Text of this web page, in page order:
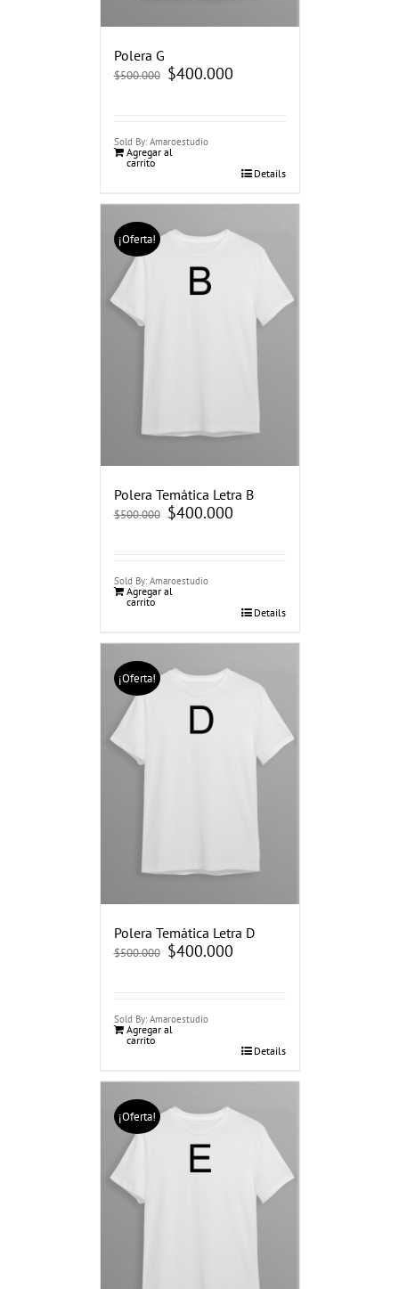
Polera G
$500.000 El
precio
$400.000El
precio
Sold By: Amaroestudio
Agregar al
carrito
Details
¡Oferta!
Polera Temática Letra B
$500.000 El
precio
$400.000El
precio
Sold By: Amaroestudio
Agregar al
carrito
Details
¡Oferta!
Polera Temática Letra D
$500.000 El
precio
$400.000El
precio
Sold By: Amaroestudio
Agregar al
carrito
Details
¡Oferta!